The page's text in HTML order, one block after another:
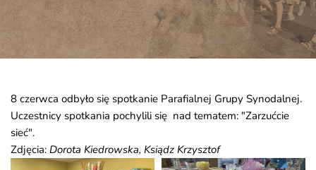
8 czerwca odbyło się spotkanie Parafialnej Grupy Synodalnej.
Uczestnicy spotkania pochylili się nad tematem: "Zarzućcie
sieć".
Zdjęcia: Dorota Kiedrowska, Ksiądz Krzysztof